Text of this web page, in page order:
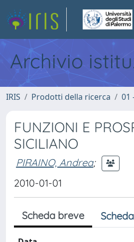
Archivio
IRIS Prodotti della ricerca 01
FUNZIONI E
SICILIANO
PIRAINO, Andrea;
2010-01-01
Scheda breve